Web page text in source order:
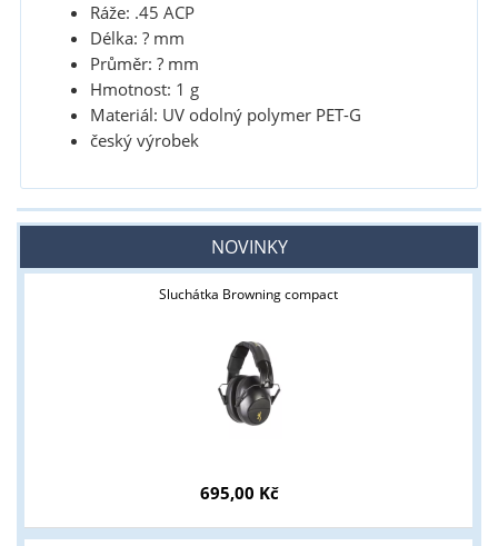
Ráže: .45 ACP
Délka: ? mm
Průměr: ? mm
Hmotnost: 1 g
Materiál: UV odolný polymer PET-G
český výrobek
NOVINKY
Sluchátka Browning compact
695,00 Kč